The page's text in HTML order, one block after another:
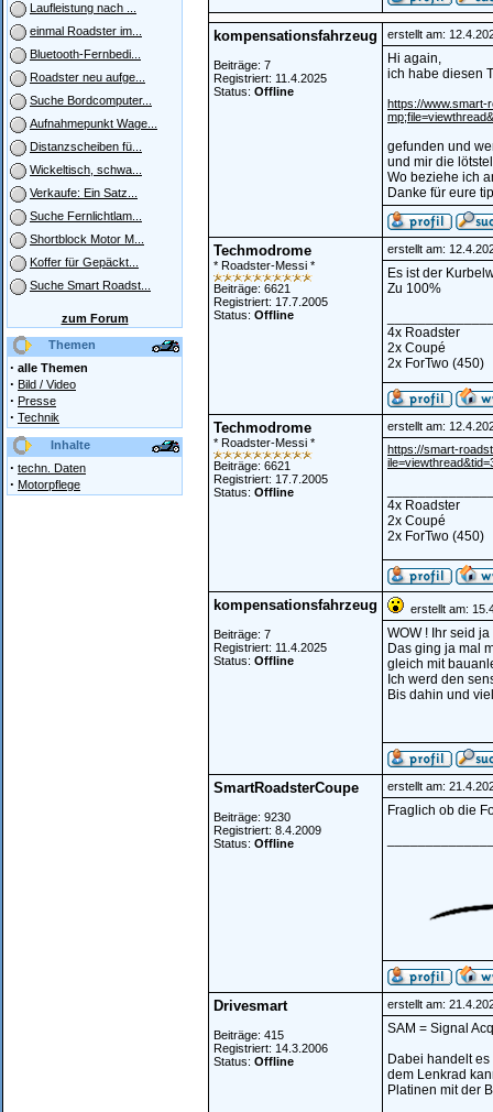
Laufleistung nach ...
einmal Roadster im...
Bluetooth-Fernbedi...
Roadster neu aufge...
Suche Bordcomputer...
Aufnahmepunkt Wage...
Distanzscheiben fü...
Wickeltisch, schwa...
Verkaufe: Ein Satz...
Suche Fernlichtlam...
Shortblock Motor M...
Koffer für Gepäckt...
Suche Smart Roadst...
zum Forum
Themen
· alle Themen
· Bild / Video
· Presse
· Technik
Inhalte
· techn. Daten
· Motorpflege
kompensationsfahrzeug
Beiträge: 7
Registriert: 11.4.2025
Status: Offline
erstellt am:
Hi again,
ich habe diesen
https://www.smart-
gefunden und
und mir die
Wo beziehe ich
Danke für eure
Techmodrome
* Roadster-Messi *
Beiträge: 6621
Registriert: 17.7.2005
Status: Offline
erstellt am:
Es ist der
Zu 100%
4x Roadster
2x Coupé
2x ForTwo (450)
Techmodrome
* Roadster-Messi *
Beiträge: 6621
Registriert: 17.7.2005
Status: Offline
erstellt am:
https://smart-
4x Roadster
2x Coupé
2x ForTwo (450)
kompensationsfahrzeug
Beiträge: 7
Registriert: 11.4.2025
Status: Offline
erstellt am:
WOW ! Ihr seid ja
Das ging ja mal
gleich mit
Ich werd den
Bis dahin und
SmartRoadsterCoupe
Beiträge: 9230
Registriert: 8.4.2009
Status: Offline
erstellt am:
Fraglich ob die
Drivesmart
Beiträge: 415
Registriert: 14.3.2006
Status: Offline
erstellt am:
SAM = Signal
Dabei handelt
dem Lenkrad
Platinen mit der